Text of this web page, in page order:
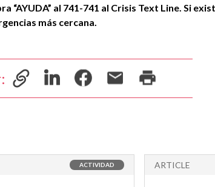
“AYUDA” al 741-741 al Crisis Text Line. Si
más cercana.
ACTIVIDAD ARTICLE